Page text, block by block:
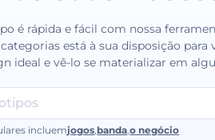
é rápida e fácil com nossa
está à sua disposição para
ideal e vê-lo se materializar em
incluemjogos banda ,o negócio